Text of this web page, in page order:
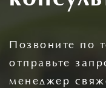
Позвоните по
отправьте
менеджер